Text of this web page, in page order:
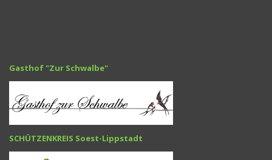
Gasthof "Zur Schwalbe"
SCHÜTZENKREIS Soest-Lippstadt